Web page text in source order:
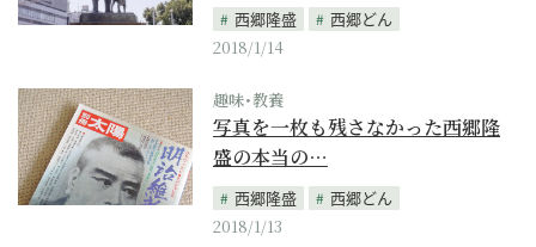
西郷隆盛
西郷どん
2018/1/14
趣味･教養
写真を一枚も残さなかった西郷隆
盛の本当の…
西郷隆盛
西郷どん
2018/1/13